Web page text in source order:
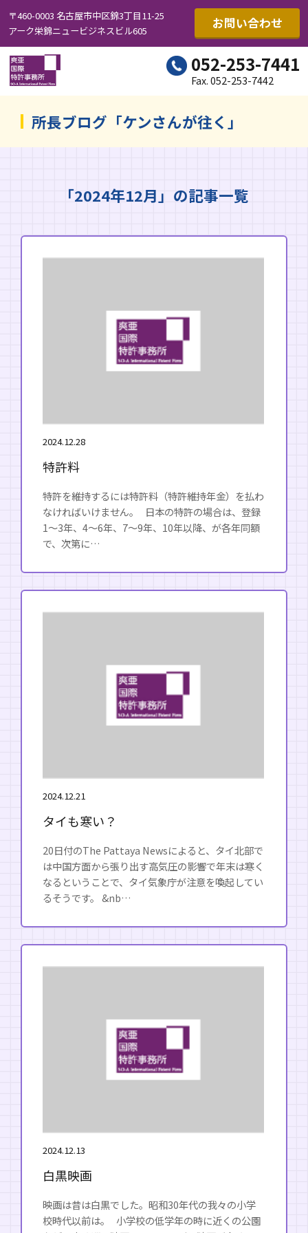
〒460-0003 名古屋市中区錦3丁目11-25
アーク栄錦ニュービジネスビル605
052-253-7441
Fax. 052-253-7442
お問い合わせ
所長ブログ「ケンさんが往く」
「2024年12月」の記事一覧
2024.12.28
特許料
特許を維持するには特許料（特許維持年金）を払わ
なければいけません。 日本の特許の場合は、登録
1～3年、4～6年、7～9年、10年以降、が各年同額
で、次第に…
2024.12.21
タイも寒い？
20日付のThe Pattaya Newsによると、タイ北部で
は中国方面から張り出す高気圧の影響で年末は寒く
なるということで、タイ気象庁が注意を喚起してい
るそうです。 &nb…
2024.12.13
白黒映画
映画は昔は白黒でした。昭和30年代の我々の小学
校時代以前は。 小学校の低学年の時に近くの公園